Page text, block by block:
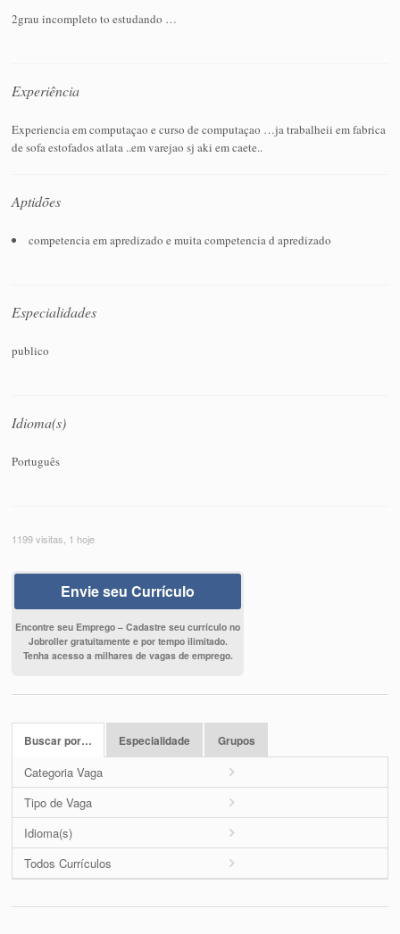
2grau incompleto to estudando …
Experiência
Experiencia em computaçao e curso de computaçao …ja trabalheii em fabrica
de sofa estofados atlata ..em varejao sj aki em caete..
Aptidões
competencia em apredizado e muita competencia d apredizado
Especialidades
publico
Idioma(s)
Português
1199 visitas, 1 hoje
Envie seu Currículo
Encontre seu Emprego – Cadastre seu currículo no
Jobroller gratuitamente e por tempo ilimitado.
Tenha acesso a milhares de vagas de emprego.
Buscar por… Especialidade Grupos
Categoria Vaga
Tipo de Vaga
Idioma(s)
Todos Currículos